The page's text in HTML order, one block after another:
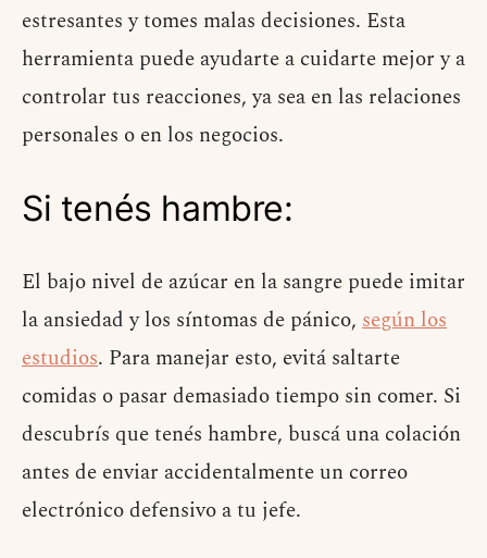
estresantes y tomes malas decisiones. Esta
herramienta puede ayudarte a cuidarte mejor y a
controlar tus reacciones, ya sea en las relaciones
personales o en los negocios.
Si tenés hambre:
El bajo nivel de azúcar en la sangre puede imitar
la ansiedad y los síntomas de pánico, según los
estudios. Para manejar esto, evitá saltarte
comidas o pasar demasiado tiempo sin comer. Si
descubrís que tenés hambre, buscá una colación
antes de enviar accidentalmente un correo
electrónico defensivo a tu jefe.